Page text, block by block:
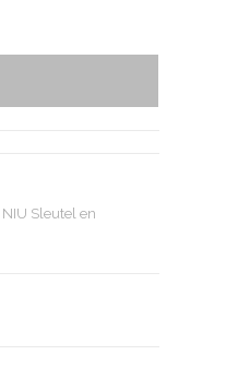
NIU Sleutel en